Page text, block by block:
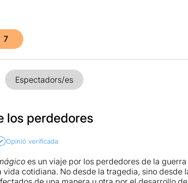
7
Espectadors/es
los perdedores
Opinió verificada
es un viaje por los perdedores de la
vida cotidiana. No desde la tragedia, sino desde